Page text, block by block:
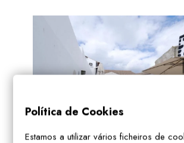
Política de Cookies
Estamos a utilizar vários ficheiros de